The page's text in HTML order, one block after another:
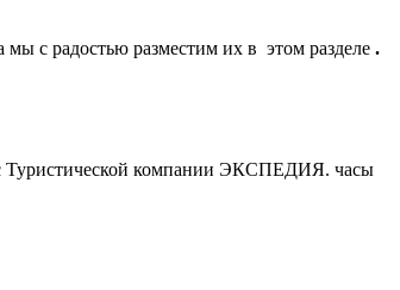
с радостью разместим их в этом разделе .
Туристической компании ЭКСПЕДИЯ. часы